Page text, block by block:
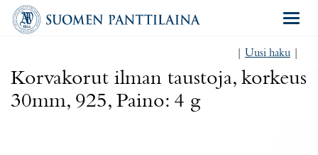
Uusi haku
Korvakorut ilman taustoja, korkeus
30mm, 925, Paino: 4 g